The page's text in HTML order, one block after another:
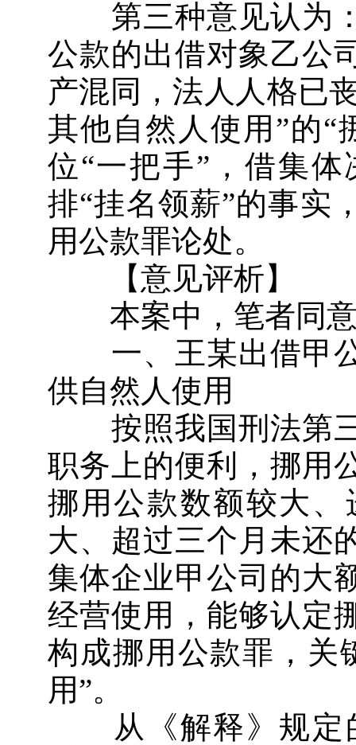
第三种意见认为：
公款的出借对象乙公
产混同，法人人格已
其他自然人使用”的“
位“一把手”，借集
排“挂名领薪”的事实
用公款罪论处。
【意见评析】
本案中，笔者同意
一、王某出借甲公
供自然人使用
按照我国刑法第三
职务上的便利，挪用
挪用公款数额较大
大、超过三个月未还
集体企业甲公司的大
经营使用，能够认定
构成挪用公款罪，关
用”。
从《解释》规定